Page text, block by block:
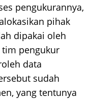
pengukurannya,
pihak
dipakai oleh
tim pengukur
data
sudah
yang tentunya